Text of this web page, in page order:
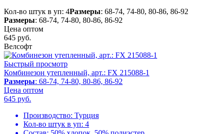
Кол-во штук в уп: 4Размеры: 68-74, 74-80, 80-86, 86-92
Размеры: 68-74, 74-80, 80-86, 86-92
Цена оптом
645 руб.
Велсофт
Быстрый просмотр
Комбинезон утепленный, арт.: FX 215088-1
Размеры: 68-74, 74-80, 80-86, 86-92
Цена оптом
645 руб.
Производство: Турция
Кол-во штук в уп: 4